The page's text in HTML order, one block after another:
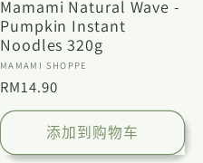
Mamami Natural Wave -
Pumpkin Instant
Noodles 320g
厂
商：
MAMAMI SHOPPE
常
规
价
格
RM14.90
添加到购物车